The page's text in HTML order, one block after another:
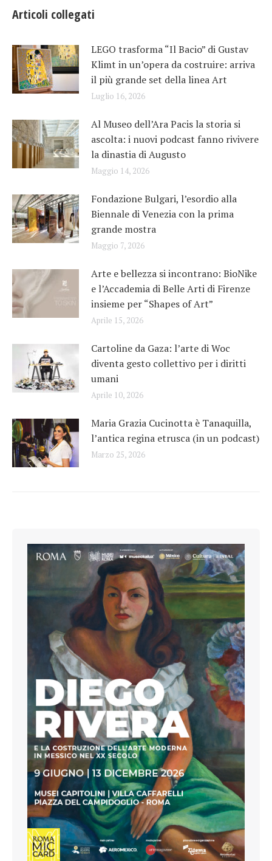
Articoli collegati
LEGO trasforma “Il Bacio” di Gustav
Klimt in un’opera da costruire: arriva
il più grande set della linea Art
Luglio 16, 2026
Al Museo dell’Ara Pacis la storia si
ascolta: i nuovi podcast fanno rivivere
la dinastia di Augusto
Maggio 14, 2026
Fondazione Bulgari, l’esordio alla
Biennale di Venezia con la prima
grande mostra
Maggio 7, 2026
Arte e bellezza si incontrano: BioNike
e l’Accademia di Belle Arti di Firenze
insieme per “Shapes of Art”
Aprile 15, 2026
Cartoline da Gaza: l’arte di Woc
diventa gesto collettivo per i diritti
umani
Aprile 10, 2026
Maria Grazia Cucinotta è Tanaquilla,
l’antica regina etrusca (in un podcast)
Marzo 25, 2026